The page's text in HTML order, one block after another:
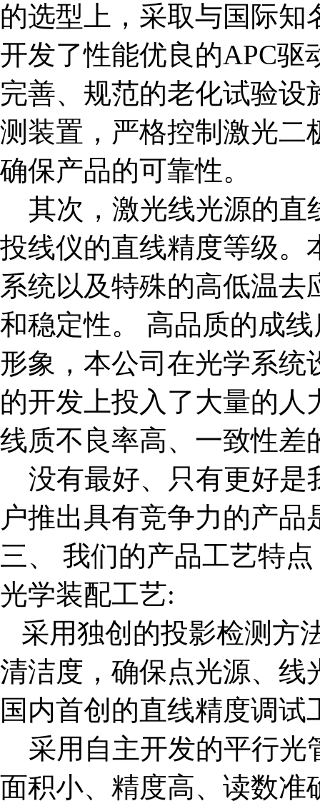
的选型上，采取与国际
开发了性能优良的APC驱
完善、规范的老化试验设
测装置，严格控制激光二
确保产品的可靠性。
其次，激光线光源的直
投线仪的直线精度等级。
系统以及特殊的高低温
和稳定性。
高品质的成
形象，本公司在光学系
的开发上投入了大量的
线质不良率高、一致性差
没有最好、只有更好是
户推出具有竞争力的产
三、 我们的产品工艺特点
光学装配工艺:
采用独创的投影检测方
清洁度，确保点光源、线
国内首创的直线精度调试
采用自主开发的平行光
面积小、精度高、读数准